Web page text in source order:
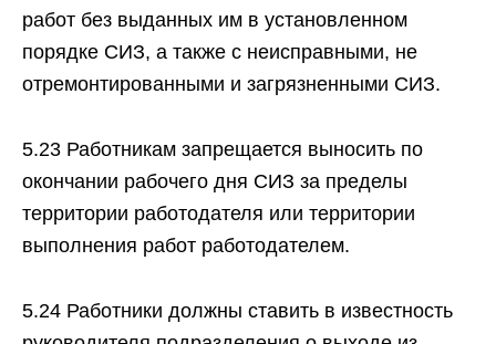
работ без выданных им в установленном
порядке СИЗ, а также с неисправными, не
отремонтированными и загрязненными СИЗ.
5.23 Работникам запрещается выносить по
окончании рабочего дня СИЗ за пределы
территории работодателя или территории
выполнения работ работодателем.
5.24 Работники должны ставить в известность